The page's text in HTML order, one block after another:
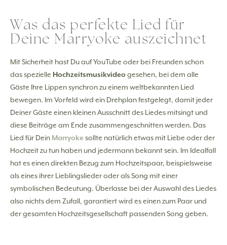
Was das perfekte Lied für
Deine Marryoke auszeichnet
Mit Sicherheit hast Du auf YouTube oder bei Freunden schon
das spezielle Hochzeitsmusikvideogesehen, bei dem alle
Gäste Ihre Lippen synchron zu einem weltbekannten Lied
bewegen. Im Vorfeld wird ein Drehplan festgelegt, damit jeder
Deiner Gäste einen kleinen Ausschnitt des Liedes mitsingt und
diese Beiträge am Ende zusammengeschnitten werden. Das
Lied für Dein Marryoke sollte natürlich etwas mit Liebe oder der
Hochzeit zu tun haben und jedermann bekannt sein. Im Idealfall
hat es einen direkten Bezug zum Hochzeitspaar, beispielsweise
als eines ihrer Lieblingslieder oder als Song mit einer
symbolischen Bedeutung. Überlasse bei der Auswahl des Liedes
also nichts dem Zufall, garantiert wird es einen zum Paar und
der gesamten Hochzeitsgesellschaft passenden Song geben.